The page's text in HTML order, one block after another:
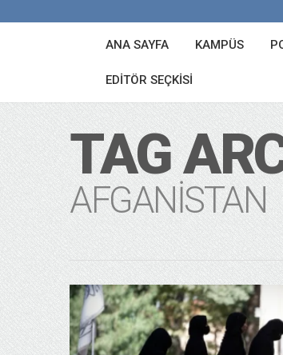
ANA SAYFA KAMPÜS
EDITÖR SEÇKISI
TAG
AFGANISTAN